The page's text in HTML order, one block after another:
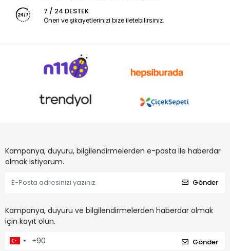
7 / 24 DESTEK
Öneri ve şikayetlerinizi bize iletebilirsiniz.
Kampanya, duyuru, bilgilendirmelerden e-posta ile haberdar
olmak istiyorum.
Gönder
Kampanya, duyuru ve bilgilendirmelerden haberdar olmak
için kayıt olun.
Gönder